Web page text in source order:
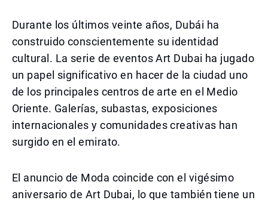
Durante los últimos veinte años, Dubái ha
construido conscientemente su identidad
cultural. La serie de eventos Art Dubai ha jugado
un papel significativo en hacer de la ciudad uno
de los principales centros de arte en el Medio
Oriente. Galerías, subastas, exposiciones
internacionales y comunidades creativas han
surgido en el emirato.
El anuncio de Moda coincide con el vigésimo
aniversario de Art Dubai, lo que también tiene un